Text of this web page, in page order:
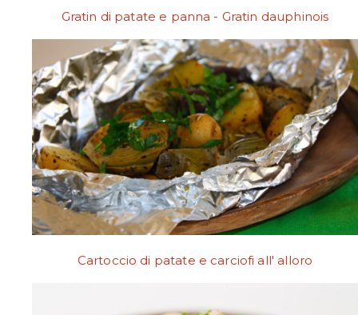
Gratin di patate e panna - Gratin dauphinois
Cartoccio di patate e carciofi all' alloro